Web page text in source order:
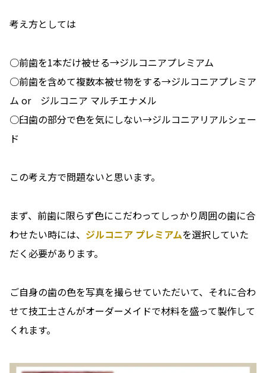
考え方としては
○前歯を1本だけ被せる→ジルコニアプレミアム
○前歯を含めて複数本被せ物をする→ジルコニアプレミア
ム or ジルコニア マルチエナメル
○臼歯の部分で色を気にしない→ジルコニアリアルシェー
ド
この考え方で問題ないと思います。
まず、前歯に限らず色にこだわってしっかり周囲の歯に合
わせたい時には、 ジルコニア プレミアムを選択していた
だく必要があります。
ご自身の歯の色を写真を撮らせていただいて、それに合わ
せて技工士さんがオーダーメイドで材料を盛って製作して
くれます。